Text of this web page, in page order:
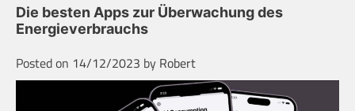
Die besten Apps zur Überwachung des
Energieverbrauchs
Posted on 14/12/2023 by Robert